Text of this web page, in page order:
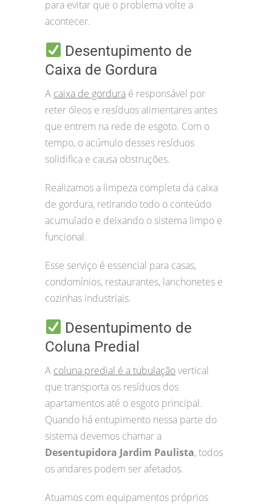
para evitar que o problema volte a
acontecer.
Desentupimento de
Caixa de Gordura
A caixa de gordura é responsável por
reter óleos e resíduos alimentares antes
que entrem na rede de esgoto. Com o
tempo, o acúmulo desses resíduos
solidifica e causa obstruções.
Realizamos a limpeza completa da caixa
de gordura, retirando todo o conteúdo
acumulado e deixando o sistema limpo e
funcional.
Esse serviço é essencial para casas,
condomínios, restaurantes, lanchonetes e
cozinhas industriais.
Desentupimento de
Coluna Predial
A coluna predial é a tubulaçãovertical
que transporta os resíduos dos
apartamentos até o esgoto principal.
Quando há entupimento nessa parte do
sistema devemos chamar a
Desentupidora Jardim Paulista, todos
os andares podem ser afetados.
Atuamos com equipamentos próprios